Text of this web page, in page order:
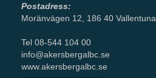
Postadress:
Moränvägen 12, 186 40 Vallentuna
Tel 08-544 104 00
info@akersbergalbc.se
www.akersbergalbc.se